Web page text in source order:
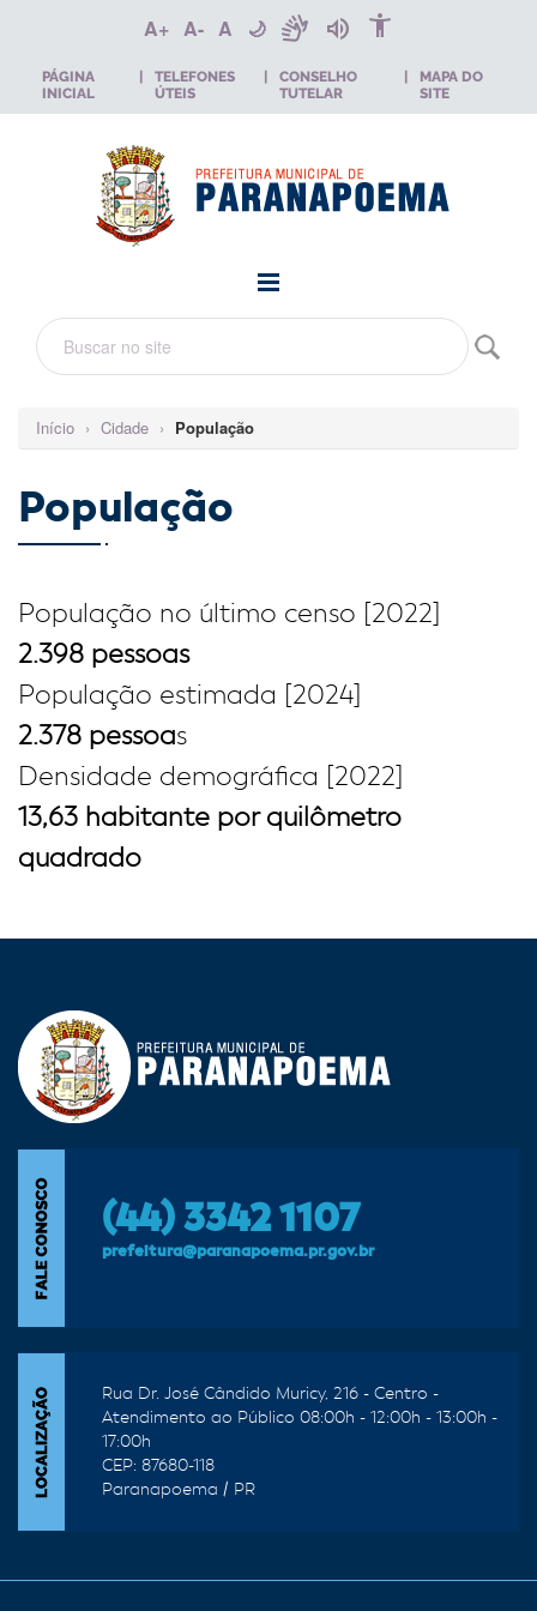
A+ A- A 🌙 sign_language volume_up accessibility_new
PÁGINA
INICIAL
TELEFONES
ÚTEIS
CONSELHO
TUTELAR
MAPA DO
SITE
Início › Cidade › População
População
População no último censo [2022]
2.398 pessoas
População estimada [2024]
2.378 pessoas
Densidade demográfica [2022]
13,63 habitante por quilômetro
quadrado
(44) 3342 1107
prefeitura@paranapoema.pr.gov.br
Rua Dr. José Cândido Muricy, 216 - Centro -
Atendimento ao Público 08:00h - 12:00h - 13:00h -
17:00h
CEP: 87680-118
Paranapoema / PR